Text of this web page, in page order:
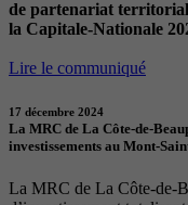
de partenariat territorial
la Capitale-Nationale
Lire le communiqué
17 décembre 2024
La MRC de La Côte-de-
investissements au Mont-
La MRC de La Côte-de-